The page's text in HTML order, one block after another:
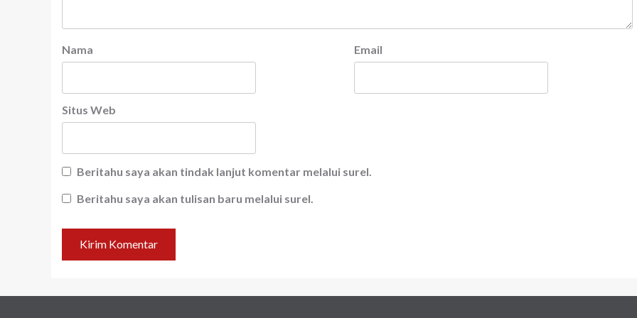
Nama Email
Situs Web
Beritahu saya akan tindak lanjut komentar melalui surel.
Beritahu saya akan tulisan baru melalui surel.